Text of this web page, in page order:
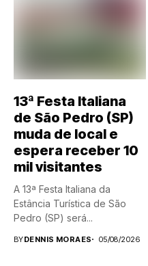
13ª Festa Italiana
de São Pedro (SP)
muda de local e
espera receber 10
mil visitantes
A 13ª Festa Italiana da
Estância Turística de São
Pedro (SP) será...
BYDENNIS MORAES 05/08/2026